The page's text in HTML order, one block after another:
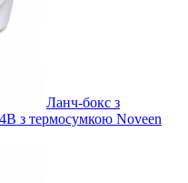
Ланч-бокс з
з термосумкою Noveen